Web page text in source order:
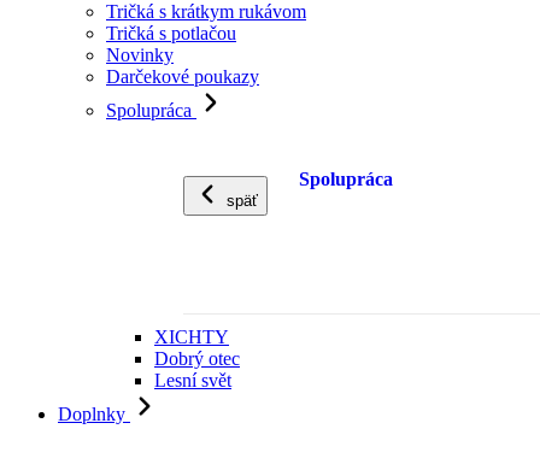
Tričká s krátkym rukávom
Tričká s potlačou
Novinky
Darčekové poukazy
Spolupráca
späť
Spolupráca
XICHTY
Dobrý otec
Lesní svět
Doplnky